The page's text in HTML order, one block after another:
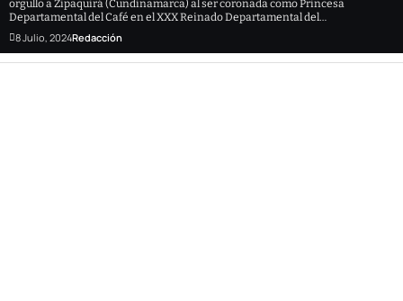
orgullo a Zipaquirá (Cundinamarca) al ser coronada como Princesa
Departamental del Café en el XXX Reinado Departamental del…
8 Julio, 2024Redacción